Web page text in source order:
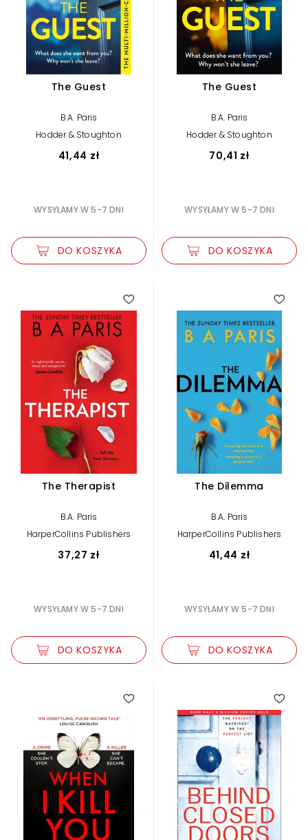
The Guest
B.A. Paris
Hodder & Stoughton
41,44 zł
WYSYŁAMY W 5-7 DNI
DO KOSZYKA
The Guest
B.A. Paris
Hodder & Stoughton
70,41 zł
WYSYŁAMY W 5-7 DNI
DO KOSZYKA
The Therapist
B.A. Paris
HarperCollins Publishers
37,27 zł
WYSYŁAMY W 5-7 DNI
DO KOSZYKA
The Dilemma
B.A. Paris
HarperCollins Publishers
41,44 zł
WYSYŁAMY W 5-7 DNI
DO KOSZYKA
4.00